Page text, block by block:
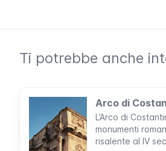
Ti potrebbe anche
Arco di
L’Arco di
monumenti
risalente al IV